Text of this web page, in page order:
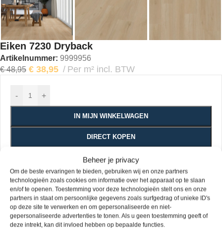
Beheer je privacy
Om de beste ervaringen te bieden, gebruiken wij en onze partners
technologieën zoals cookies om informatie over het apparaat op te slaan
en/of te openen. Toestemming voor deze technologieën stelt ons en onze
partners in staat om persoonlijke gegevens zoals surfgedrag of unieke ID's
op deze site te verwerken en om gepersonaliseerde en niet-
gepersonaliseerde advertenties te tonen. Als u geen toestemming geeft of
deze intrekt, kan dit invloed hebben op bepaalde functies.
Eiken 7230 Dryback
Artikelnummer: 9999956
€48,95 € 38,95 Per m² incl. BTW
- +
IN MIJN WINKELWAGEN
DIRECT KOPEN
Vivafloors Pvc vloeren zijn verkrijgbaar in een verlijmde variant
en in een klik variant, stuk voor stuk voorzien van een sterke
slijtlaag van 0.55mm.
Handig om te weten
Houdt u rekening met 5 tot 10% snijverlies?
Mocht u nog specifieke wensen hebben, vermeld deze dan